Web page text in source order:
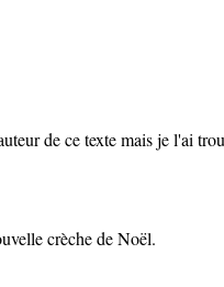
de ce texte mais je l'ai
crèche de Noël.